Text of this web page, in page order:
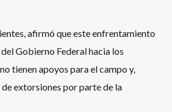
afirmó que este enfrentamiento
Gobierno Federal hacia los
tienen apoyos para el campo y,
extorsiones por parte de la